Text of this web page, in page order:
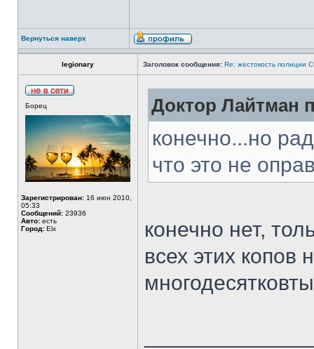
Вернуться наверх
legionary Заголовок сообщения: Re: жестокость полиции
Борец
Зарегистрирован: 16 июн 2010,
05:33
Сообщений: 23936
Авто: есть
Город: Elx
Доктор Лайтман
конечно...но
что это не
конечно нет,
всех этих копов